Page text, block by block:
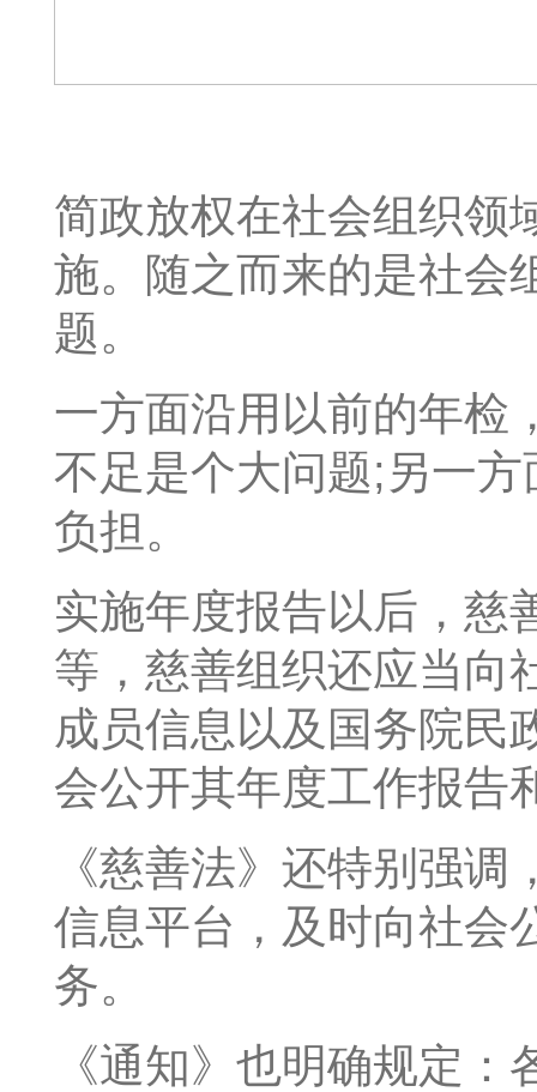
简政放权在社会组织领
施。随之而来的是社会
题。
一方面沿用以前的年检
不足是个大问题;另一
负担。
实施年度报告以后，慈
等，慈善组织还应当向
成员信息以及国务院民
会公开其年度工作报告
《慈善法》还特别强
信息平台，及时向社会
务。
《通知》也明确规定